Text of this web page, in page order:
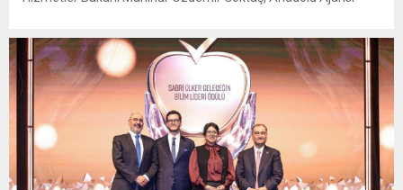
eylem planının detaylarını kamuoyuyla...